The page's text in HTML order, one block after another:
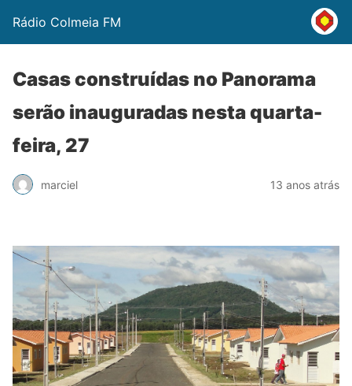
Rádio Colmeia FM
Casas construídas no Panorama
serão inauguradas nesta quarta-
feira, 27
marciel 13 anos atrás